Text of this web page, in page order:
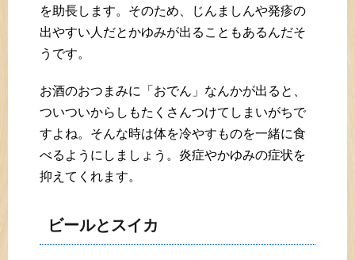
を助長します。そのため、じんましんや発疹の
出やすい人だとかゆみが出ることもあるんだそ
うです。
お酒のおつまみに「おでん」なんかが出ると、
ついついからしもたくさんつけてしまいがちで
すよね。そんな時は体を冷やすものを一緒に食
べるようにしましょう。炎症やかゆみの症状を
抑えてくれます。
ビールとスイカ